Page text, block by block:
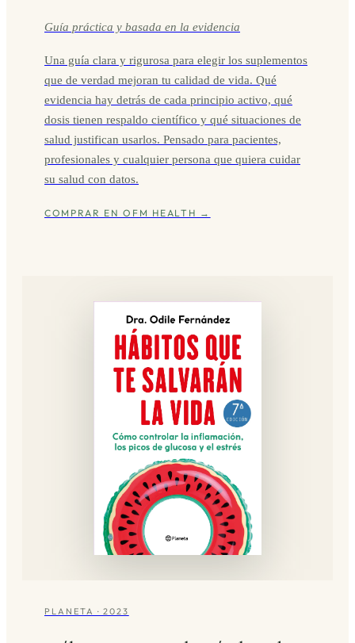
Guía práctica y basada en la evidencia
Una guía clara y rigurosa para elegir los suplementos
que de verdad mejoran tu calidad de vida. Qué
evidencia hay detrás de cada principio activo, qué
dosis tienen respaldo científico y qué situaciones de
salud justifican usarlos. Pensado para pacientes,
profesionales y cualquier persona que quiera cuidar
su salud con datos.
COMPRAR EN OFM HEALTH →
PLANETA · 2023